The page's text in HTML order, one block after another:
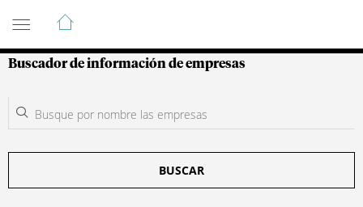
Guía de Empresas Colombianas
Buscador de información de empresas
BUSCAR